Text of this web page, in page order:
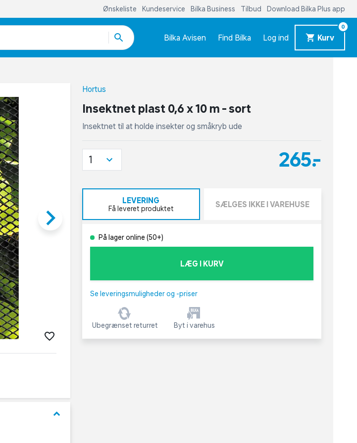
Ønskeliste Kundeservice Bilka Business Tilbud Download Bilka Plus app
Bilka Avisen Find Bilka Log ind Kurv
0
keyboard_arrow_right
keyboard_arrow_down
Hortus
Insektnet plast 0,6 x 10 m - sort
Insektnet til at holde insekter og småkryb ude
265,-
1
LEVERING
Få leveret produktet SÆLGES IKKE I VAREHUSE
På lager online (50+)
LÆG I KURV
Se leveringsmuligheder og -priser
Ubegrænset returret Byt i varehus